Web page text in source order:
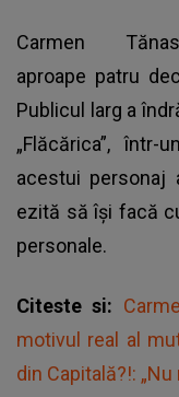
Carmen
aproape patru
Publicul larg a
„Flăcărica”,
acestui personaj
ezită să își facă
personale.
Citeste si:
motivul real al
din Capitală?!: